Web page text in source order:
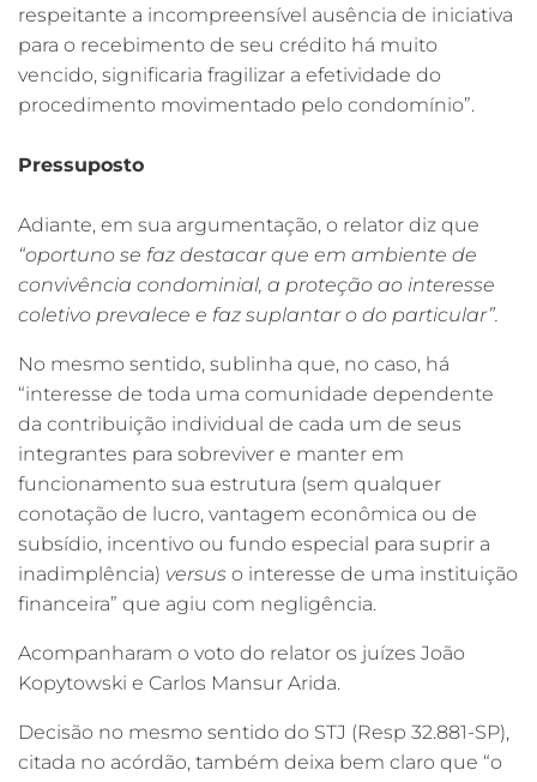
respeitante a incompreensível ausência de iniciativa
para o recebimento de seu crédito há muito
vencido, significaria fragilizar a efetividade do
procedimento movimentado pelo condomínio”.
Pressuposto
Adiante, em sua argumentação, o relator diz que
“oportuno se faz destacar que em ambiente de
convivência condominial, a proteção ao interesse
coletivo prevalece e faz suplantar o do particular”.
No mesmo sentido, sublinha que, no caso, há
“interesse de toda uma comunidade dependente
da contribuição individual de cada um de seus
integrantes para sobreviver e manter em
funcionamento sua estrutura (sem qualquer
conotação de lucro, vantagem econômica ou de
subsídio, incentivo ou fundo especial para suprir a
inadimplência) versus o interesse de uma instituição
financeira” que agiu com negligência.
Acompanharam o voto do relator os juízes João
Kopytowski e Carlos Mansur Arida.
Decisão no mesmo sentido do STJ (Resp 32.881-SP),
citada no acórdão, também deixa bem claro que “o